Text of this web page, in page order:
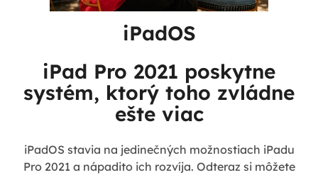
iPadOS
iPad Pro 2021 poskytne
systém, ktorý toho zvládne
ešte viac
iPadOS stavia na jedinečných možnostiach iPadu
Pro 2021 a nápadito ich rozvíja. Odteraz si môžete